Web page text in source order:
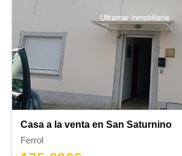
Casa a la venta en San Saturnino
Ferrol